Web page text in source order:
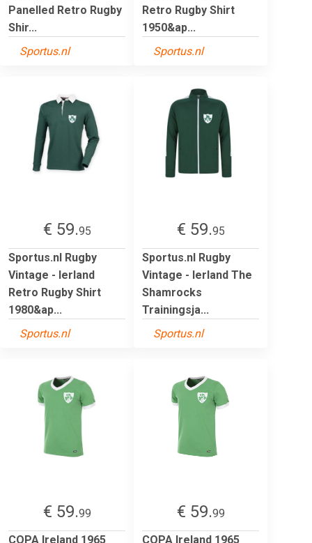
Panelled Retro Rugby
Shir...
Sportus.nl
Retro Rugby Shirt
1950&ap...
Sportus.nl
€ 59.95
Sportus.nl Rugby
Vintage - Ierland
Retro Rugby Shirt
1980&ap...
Sportus.nl
€ 59.95
Sportus.nl Rugby
Vintage - Ierland The
Shamrocks
Trainingsja...
Sportus.nl
€ 59.99
COPA Ireland 1965
€ 59.99
COPA Ireland 1965